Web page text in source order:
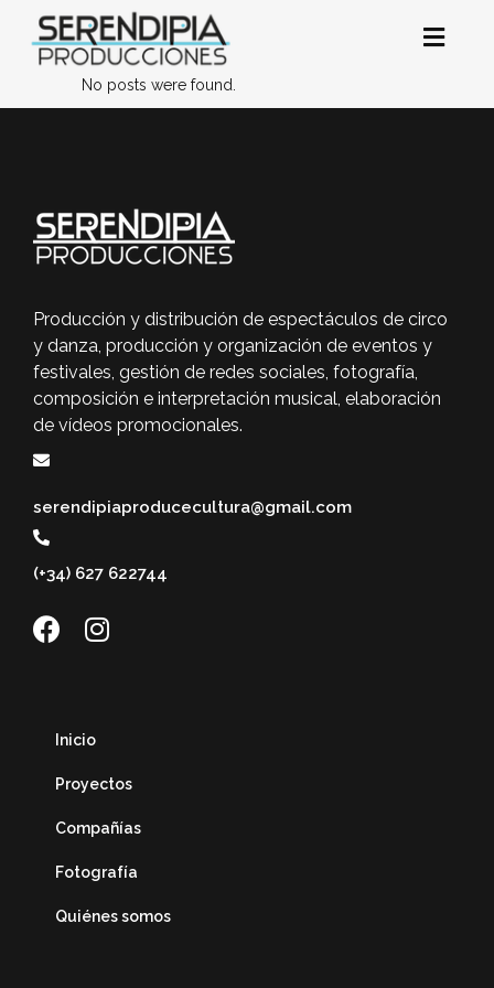
No posts were found.
Producción y distribución de espectáculos de circo
y danza, producción y organización de eventos y
festivales, gestión de redes sociales, fotografía,
composición e interpretación musical, elaboración
de vídeos promocionales.
serendipiaproducecultura@gmail.com
(+34) 627 622744
Inicio
Proyectos
Compañías
Fotografía
Quiénes somos